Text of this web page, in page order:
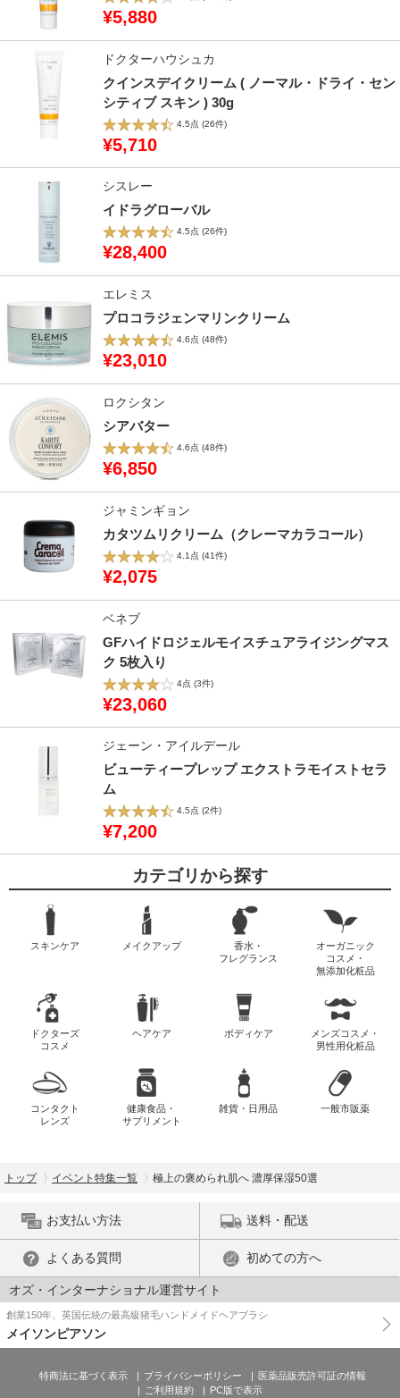
¥5,880
ドクターハウシュカ
クインスデイクリーム ( ノーマル・ドライ・セン
シティブ スキン ) 30g
4.5点 (26件)
¥5,710
シスレー
イドラグローバル
4.5点 (26件)
¥28,400
エレミス
プロコラジェンマリンクリーム
4.6点 (48件)
¥23,010
ロクシタン
シアバター
4.6点 (48件)
¥6,850
ジャミンギョン
カタツムリクリーム（クレーマカラコール）
4.1点 (41件)
¥2,075
ベネブ
GFハイドロジェルモイスチュアライジングマス
ク 5枚入り
4点 (3件)
¥23,060
ジェーン・アイルデール
ビューティープレップ エクストラモイストセラ
ム
4.5点 (2件)
¥7,200
カテゴリから探す
スキンケア メイクアップ
香水・
フレグランス
オーガニック
コスメ・
無添加化粧品
ドクターズ
コスメ
ヘアケア ボディケア
メンズコスメ・
男性用化粧品
コンタクト
レンズ
健康食品・
サプリメント
雑貨・日用品 一般市販薬
トップ イベント特集一覧 極上の褒められ肌へ 濃厚保湿50選
お支払い方法 送料・配送
よくある質問 初めての方へ
オズ・インターナショナル運営サイト
創業150年、英国伝統の最高級猪毛ハンドメイドヘアブラシ
メイソンピアソン
特商法に基づく表示 プライバシーポリシー
医薬品販売許可証の情報
ご利用規約
PC版で表示